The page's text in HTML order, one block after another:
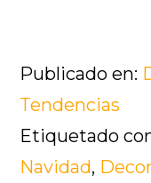
Publicado en:
Tendencias
Etiquetado
Navidad,